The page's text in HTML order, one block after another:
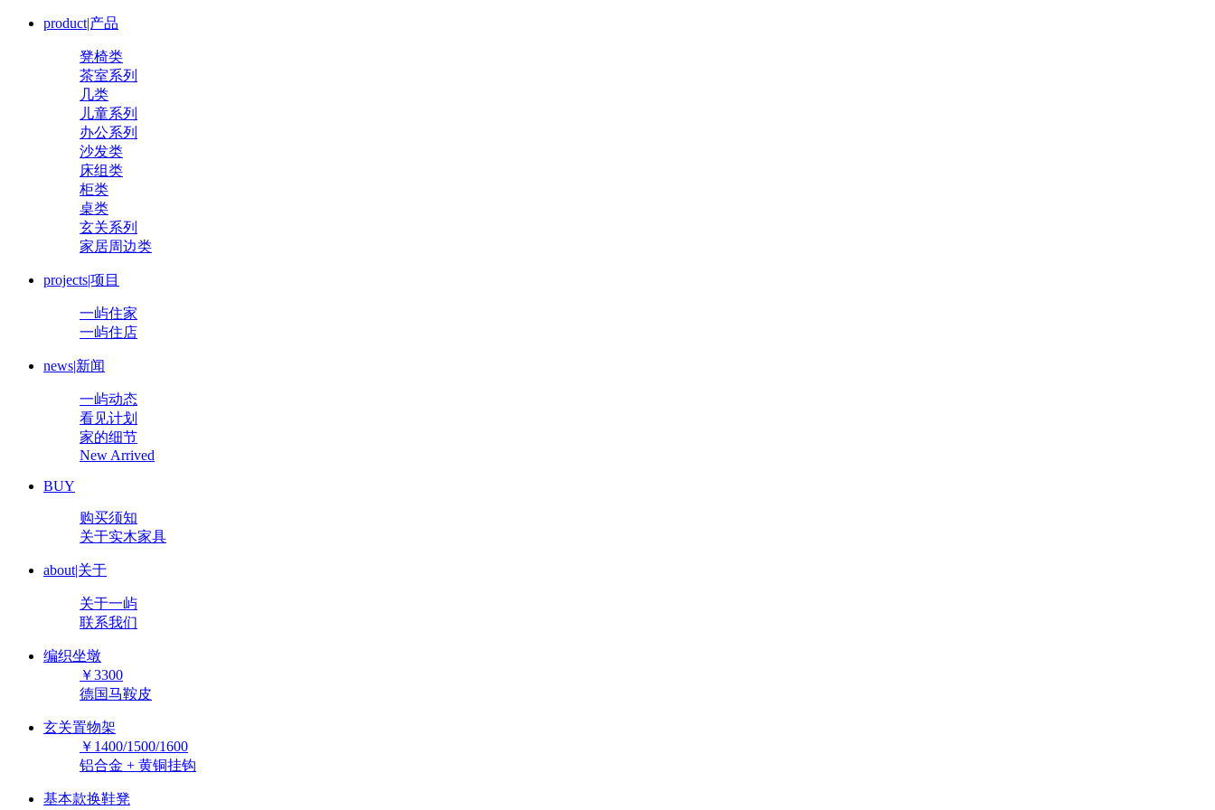
product|产品
凳椅类
茶室系列
几类
儿童系列
办公系列
沙发类
床组类
柜类
桌类
玄关系列
家居周边类
projects|项目
一屿住家
一屿住店
news|新闻
一屿动态
看见计划
家的细节
New Arrived
BUY
购买须知
关于实木家具
about|关于
关于一屿
联系我们
编织坐墩
￥3300
德国马鞍皮
玄关置物架
￥1400/1500/1600
铝合金 + 黄铜挂钩
基本款换鞋凳